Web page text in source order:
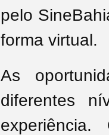
pelo
forma virtual.
As
diferentes